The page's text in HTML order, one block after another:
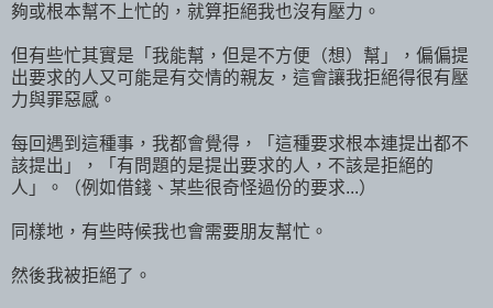
夠或根本幫不上忙的，就算拒絕我也沒有壓力。
但有些忙其實是「我能幫，但是不方便（想）幫」，偏偏提
出要求的人又可能是有交情的親友，這會讓我拒絕得很有壓
力與罪惡感。
每回遇到這種事，我都會覺得，「這種要求根本連提出都不
該提出」，「有問題的是提出要求的人，不該是拒絕的
人」。（例如借錢、某些很奇怪過份的要求...）
同樣地，有些時候我也會需要朋友幫忙。
然後我被拒絕了。